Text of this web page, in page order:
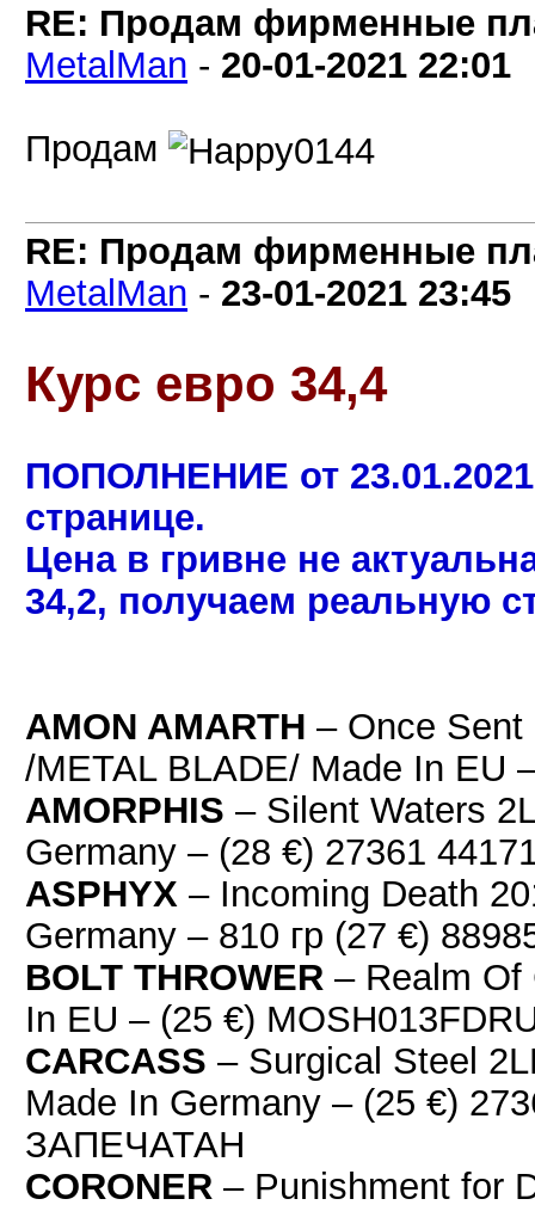
RE: Продам фирменные
MetalMan - 20-01-2021 22:01
Продам
RE: Продам фирменные
MetalMan - 23-01-2021 23:45
Курс евро 34,4
ПОПОЛНЕНИЕ от
странице.
Цена в гривне не
34,2, получаем реальную
AMON AMARTH – Once Sent
/METAL BLADE/ Made In
AMORPHIS – Silent Waters
Germany – (28 €) 27361
ASPHYX – Incoming Death
Germany – 810 гр (27 €)
BOLT THROWER – Realm Of
In EU – (25 €)
CARCASS – Surgical Steel
Made In Germany – (25 €)
ЗАПЕЧАТАН
CORONER – Punishment for